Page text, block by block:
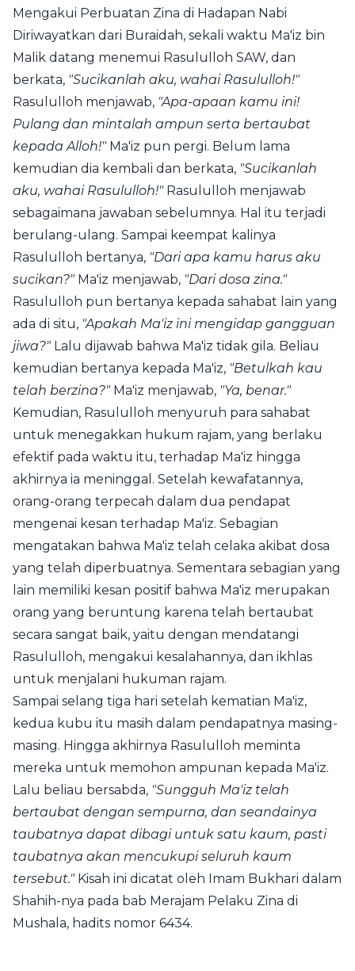
Mengakui Perbuatan Zina di Hadapan Nabi
Diriwayatkan dari Buraidah, sekali waktu Ma'iz bin
Malik datang menemui Rasululloh SAW, dan
berkata, "Sucikanlah aku, wahai Rasululloh!"
Rasululloh menjawab, "Apa-apaan kamu ini!
Pulang dan mintalah ampun serta bertaubat
kepada Alloh!"Ma'iz pun pergi. Belum lama
kemudian dia kembali dan berkata, "Sucikanlah
aku, wahai Rasululloh!"Rasululloh menjawab
sebagaimana jawaban sebelumnya. Hal itu terjadi
berulang-ulang. Sampai keempat kalinya
Rasululloh bertanya, "Dari apa kamu harus aku
sucikan?"Ma'iz menjawab, "Dari dosa zina."
Rasululloh pun bertanya kepada sahabat lain yang
ada di situ, "Apakah Ma'iz ini mengidap gangguan
jiwa?"Lalu dijawab bahwa Ma'iz tidak gila. Beliau
kemudian bertanya kepada Ma'iz, "Betulkah kau
telah berzina?"Ma'iz menjawab, "Ya, benar."
Kemudian, Rasululloh menyuruh para sahabat
untuk menegakkan hukum rajam, yang berlaku
efektif pada waktu itu, terhadap Ma'iz hingga
akhirnya ia meninggal. Setelah kewafatannya,
orang-orang terpecah dalam dua pendapat
mengenai kesan terhadap Ma'iz. Sebagian
mengatakan bahwa Ma'iz telah celaka akibat dosa
yang telah diperbuatnya. Sementara sebagian yang
lain memiliki kesan positif bahwa Ma'iz merupakan
orang yang beruntung karena telah bertaubat
secara sangat baik, yaitu dengan mendatangi
Rasululloh, mengakui kesalahannya, dan ikhlas
untuk menjalani hukuman rajam.
Sampai selang tiga hari setelah kematian Ma'iz,
kedua kubu itu masih dalam pendapatnya masing-
masing. Hingga akhirnya Rasululloh meminta
mereka untuk memohon ampunan kepada Ma'iz.
Lalu beliau bersabda, "Sungguh Ma'iz telah
bertaubat dengan sempurna, dan seandainya
taubatnya dapat dibagi untuk satu kaum, pasti
taubatnya akan mencukupi seluruh kaum
tersebut."Kisah ini dicatat oleh Imam Bukhari dalam
Shahih-nya pada bab Merajam Pelaku Zina di
Mushala, hadits nomor 6434.